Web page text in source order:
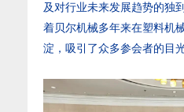
及对行业未来发展趋势的独
着贝尔机械多年来在塑料机
淀，吸引了众多参会者的目光